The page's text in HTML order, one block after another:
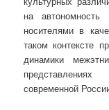
на автономность
носителями в
таком контексте
динамики
современной